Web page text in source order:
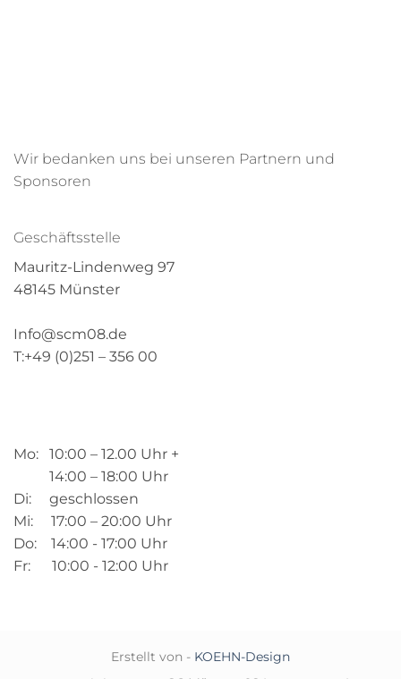
Wir bedanken uns bei unseren Partnern und
Sponsoren
Geschäftsstelle
Mauritz-Lindenweg 97
48145 Münster
Info@scm08.de
T:+49 (0)251 – 356 00
Mo: 10:00 – 12.00 Uhr +
14:00 – 18:00 Uhr
Di: geschlossen
Mi: 17:00 – 20:00 Uhr
Do: 14:00 - 17:00 Uhr
Fr: 10:00 - 12:00 Uhr
Erstellt von - KOEHN-Design